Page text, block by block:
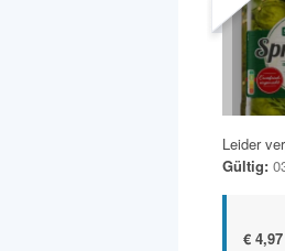
Leider
Gültig:
€